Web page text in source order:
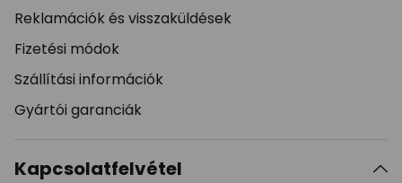
Reklamációk és visszaküldések
Fizetési módok
Szállítási információk
Gyártói garanciák
Kapcsolatfelvétel